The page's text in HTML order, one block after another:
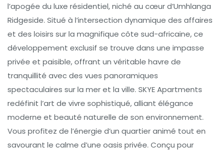
l’apogée du luxe résidentiel, niché au cœur d’Umhlanga
Ridgeside. Situé à l’intersection dynamique des affaires
et des loisirs sur la magnifique côte sud-africaine, ce
développement exclusif se trouve dans une impasse
privée et paisible, offrant un véritable havre de
tranquillité avec des vues panoramiques
spectaculaires sur la mer et la ville. SKYE Apartments
redéfinit l’art de vivre sophistiqué, alliant élégance
moderne et beauté naturelle de son environnement.
Vous profitez de l’énergie d’un quartier animé tout en
savourant le calme d’une oasis privée. Conçu pour